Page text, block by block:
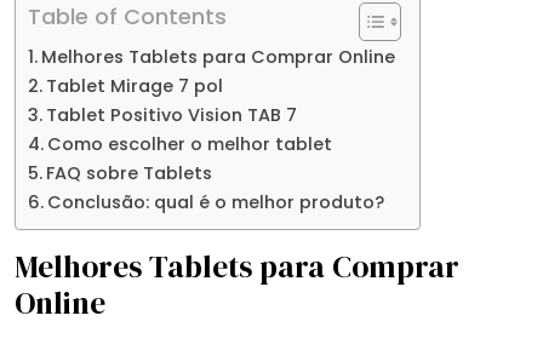
Table of Contents
Melhores Tablets para Comprar Online
Tablet Mirage 7 pol
Tablet Positivo Vision TAB 7
Como escolher o melhor tablet
FAQ sobre Tablets
Conclusão: qual é o melhor produto?
Melhores Tablets para Comprar
Online